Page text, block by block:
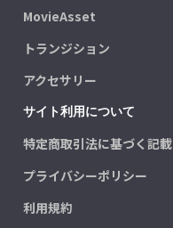
MovieAsset
トランジション
アクセサリー
サイト利用について
特定商取引法に基づく記載
プライバシーポリシー
利用規約